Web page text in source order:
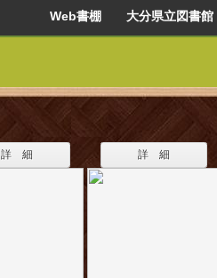
Web書棚 大分県立図書館
詳 細 詳 細